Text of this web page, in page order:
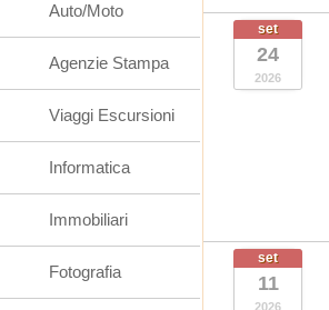
set
24
2026
set
11
2026
Auto/Moto
Agenzie Stampa
Viaggi Escursioni
Informatica
Immobiliari
Fotografia